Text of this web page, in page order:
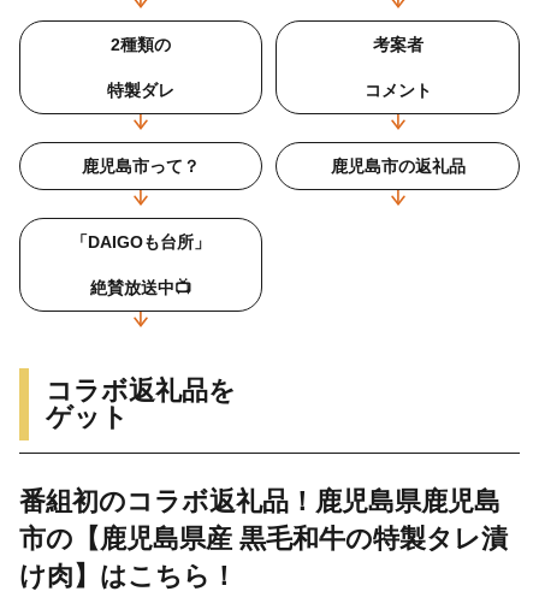
2種類の
特製ダレ
考案者
コメント
鹿児島市って？ 鹿児島市の返礼品
「DAIGOも台所」
絶賛放送中📺
コラボ返礼品を
ゲット
番組初のコラボ返礼品！鹿児島県鹿児島
市の【鹿児島県産 黒毛和牛の特製タレ漬
け肉】はこちら！